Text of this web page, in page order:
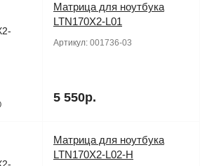
Матрица для ноутбука
LTN170X2-L01
Артикул: 001736-03
5 550р.
Матрица для ноутбука
LTN170X2-L02-H